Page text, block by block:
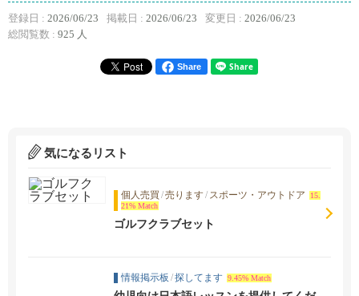
登録日 : 2026/06/23 掲載日 : 2026/06/23 変更日 : 2026/06/23
総閲覧数 : 925 人
Share
気になるリスト
個人売買 /売ります/ スポーツ・アウトドア
15.
21% Match
ゴルフクラブセット
情報掲示板 /探してます 9.45% Match